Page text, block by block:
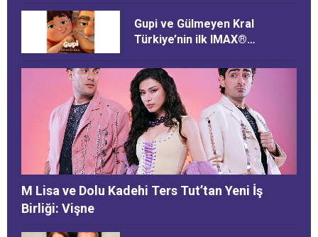
Gupi ve Gülmeyen Kral
Türkiye’nin ilk IMAX®
M Lisa ve Dolu Kadehi Ters Tut’tan Yeni İş
Birliği: Vişne